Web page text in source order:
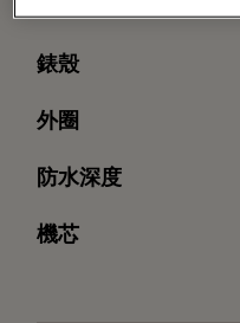
錶殼
外圈
防水深度
機芯